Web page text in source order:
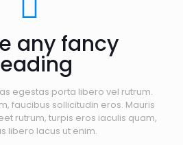
any fancy
egestas porta libero vel rutrum.
faucibus sollicitudin eros. Mauris
rutrum, turpis eros iaculis quam,
libero lacus ut enim.